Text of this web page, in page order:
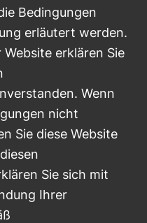
Bedingungen
erläutert werden.
erklären Sie
Wenn
nicht
Sie diese Website
Sie sich mit
Ihrer